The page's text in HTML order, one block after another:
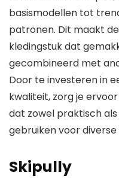
basismodellen tot
patronen. Dit maakt
kledingstuk dat
gecombineerd met
Door te investeren in
kwaliteit, zorg je
dat zowel praktisch
gebruiken voor
Skipully